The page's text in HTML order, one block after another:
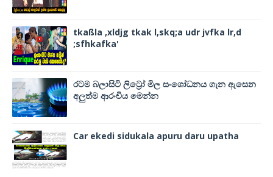
tkaßla ,xldjg tkak l,skq;a udr jvfka lr,d
;sfhkafka'
රටම බලාසිටි ලිට්‍රෝ මිල සංශෝධනය ගැන ඇසෙන
අලුත්ම ආරංචිය මෙන්න
Car ekedi sidukala apuru daru upatha